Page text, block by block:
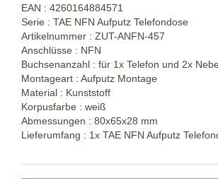
EAN : 4260164884571
Serie : TAE NFN Aufputz Telefondose
Artikelnummer : ZUT-ANFN-457
Anschlüsse : NFN
Buchsenanzahl : für 1x Telefon und 2x
Montageart : Aufputz Montage
Material : Kunststoff
Korpusfarbe : weiß
Abmessungen : 80x65x28 mm
Lieferumfang : 1x TAE NFN Aufputz